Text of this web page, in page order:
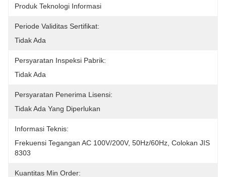
Produk Teknologi Informasi
Periode Validitas Sertifikat:
Tidak Ada
Persyaratan Inspeksi Pabrik:
Tidak Ada
Persyaratan Penerima Lisensi:
Tidak Ada Yang Diperlukan
Informasi Teknis:
Frekuensi Tegangan AC 100V/200V, 50Hz/60Hz, Colokan JIS
8303
Kuantitas Min Order: